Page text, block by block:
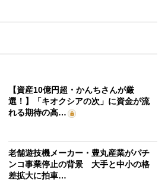
【資産10億円超・かんちさんが厳
選！】「キオクシアの次」に資金が流
れる期待の高…
老舗遊技機メーカー・豊丸産業がパチ
ンコ事業停止の背景 大手と中小の格
差拡大に拍車…